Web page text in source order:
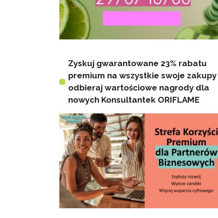
Zyskuj gwarantowane 23% rabatu
premium na wszystkie swoje zakupy
odbieraj wartościowe nagrody dla
nowych Konsultantek ORIFLAME